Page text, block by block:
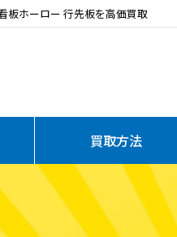
板ホーロー 行先板を高価買取
買取方法